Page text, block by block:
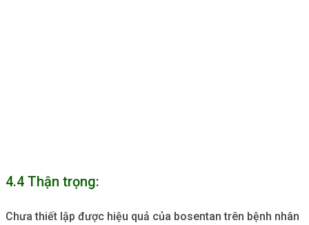
4.4 Thận trọng:
Chưa thiết lập được hiệu quả của bosentan trên bệnh nhân